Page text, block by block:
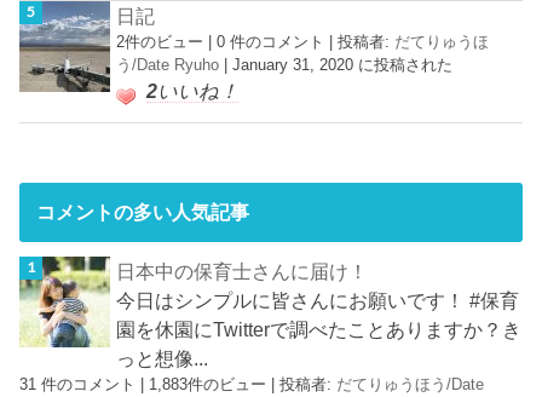
日記
2件のビュー |0 件のコメント |投稿者: だてりゅうほ
う/Date Ryuho |January 31, 2020 に投稿された
2いいね！
コメントの多い人気記事
日本中の保育士さんに届け！
今日はシンプルに皆さんにお願いです！ #保育
園を休園にTwitterで調べたことありますか？き
っと想像...
31 件のコメント 1,883件のビュー |投稿者: だてりゅうほう/Date